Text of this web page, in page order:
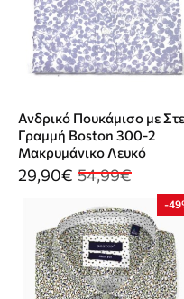
Ανδρικό Πουκάμισο με
Γραμμή Boston 300-2
Μακρυμάνικο Λευκό
29,90€ 54,99€
-